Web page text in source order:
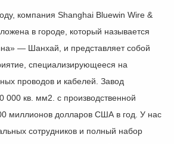
компания Shanghai Bluewin Wire &
в городе, который называется
— Шанхай, и представляет собой
специализирующееся на
проводов и кабелей. Завод
000 кв. мм2. с производственной
миллионов долларов США в год. У нас
сотрудников и полный набор